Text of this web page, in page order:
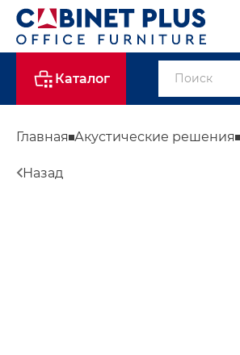
Каталог
Главная Акустические решения
Назад